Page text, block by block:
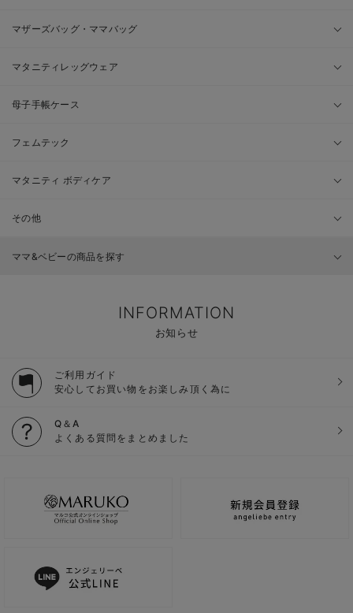
マザーズバッグ・ママバッグ
マタニティレッグウェア
母子手帳ケース
フェムテック
マタニティ ボディケア
その他
ママ&ベビーの商品を探す
INFORMATION
お知らせ
ご利用ガイド
安心してお買い物をお楽しみ頂く為に
Q＆A
よくある質問をまとめました